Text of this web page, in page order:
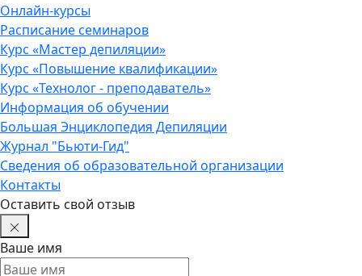
Онлайн-курсы
Расписание семинаров
Курс «Мастер депиляции»
Курс «Повышение квалификации»
Курс «Технолог - преподаватель»
Информация об обучении
Большая Энциклопедия Депиляции
Журнал "Бьюти-Гид"
Сведения об образовательной организации
Контакты
Оставить свой отзыв
Ваше имя